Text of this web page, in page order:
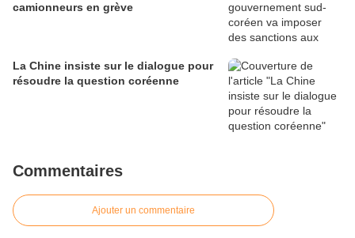
camionneurs en grève
La Chine insiste sur le dialogue pour
résoudre la question coréenne
Commentaires
Ajouter un commentaire